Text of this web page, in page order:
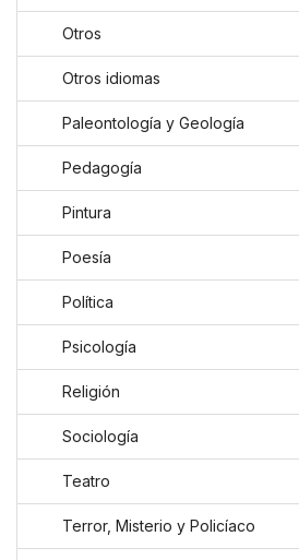
Otros
Otros idiomas
Paleontología y Geología
Pedagogía
Pintura
Poesía
Política
Psicología
Religión
Sociología
Teatro
Terror, Misterio y Policíaco